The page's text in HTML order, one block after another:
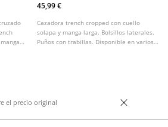
45,99 €
Cazadora trench cropped con cuello
solapa y manga larga. Bolsillos laterales.
Puños con trabillas. Disponible en varios
el precio original